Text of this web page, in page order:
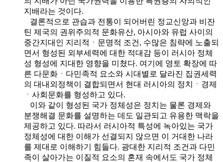
지배라는 것이다.
결론적으로 관습과 전통이 되어버린 정교신앙과 비잔
틴 제국의 권위주의적 문화유산, 아시아와 유럽 사이의
중간지대인 지리적ㆍ문명적 조건, 수많은 침략에 노출되
면서 형성된 외부세력에 대한 적대감 등이 러시아 정체
성 형성에 지대한 영향을 미쳤다. 여기에 영토 확장에 따
른 다문화ㆍ다민족적 요소와 시대별로 달라진 집권세력
의 대내외정책이 결합되면서 현대 러시아의 정치ㆍ경제
ㆍ사회문화를 형성하고 있다.
이와 같이 형성된 국가 정체성은 정치는 물론 경제와
분쟁해결 문화를 설명하는 데도 일관되고 유용한 맥락을
제공하고 있다. 따라서 러시아적 특성에 녹아있는 국가
정체성에 대한 이해가 선결되지 않으면 이 거대한 나라
를 제대로 이해하기 힘들다. 광대한 지리적 조건과 다민
족이 살아가는 이질적 요소의 혼재 속에서도 국가 정체